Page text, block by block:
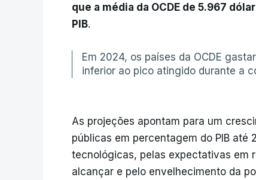
que a média da OCDE de 5.967
PIB.
Em 2024, os países da OCDE
inferior ao pico atingido durante a
As projeções apontam para um
públicas em percentagem do PIB até
tecnológicas, pelas expectativas em
alcançar e pelo envelhecimento da